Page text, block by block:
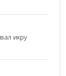
икру